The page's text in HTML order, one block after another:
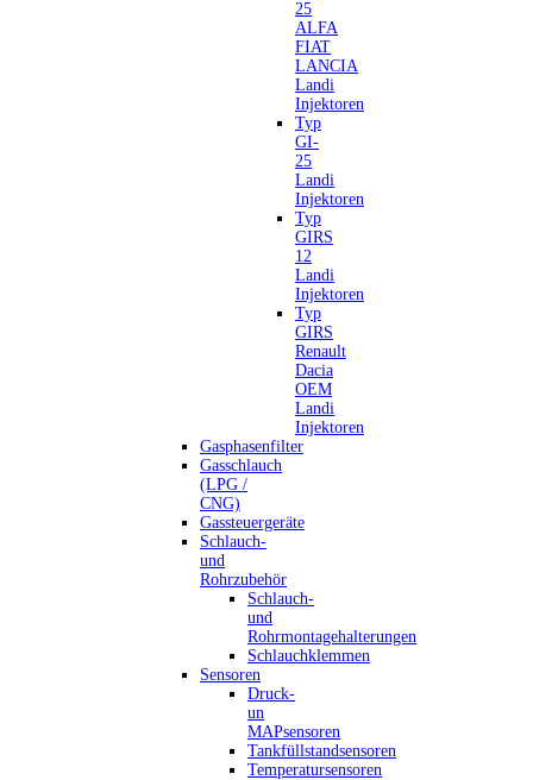
25
ALFA
FIAT
LANCIA
Landi
Injektoren
Typ
GI-
25
Landi
Injektoren
Typ
GIRS
12
Landi
Injektoren
Typ
GIRS
Renault
Dacia
OEM
Landi
Injektoren
Gasphasenfilter
Gasschlauch
(LPG /
CNG)
Gassteuergeräte
Schlauch-
und
Rohrzubehör
Schlauch-
und
Rohrmontagehalterungen
Schlauchklemmen
Sensoren
Druck-
un
MAPsensoren
Tankfüllstandsensoren
Temperatursensoren